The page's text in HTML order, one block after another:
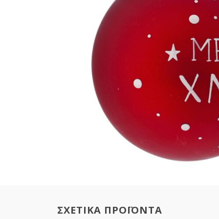
ΣΧΕΤΙΚΑ ΠΡΟΪΟΝΤΑ